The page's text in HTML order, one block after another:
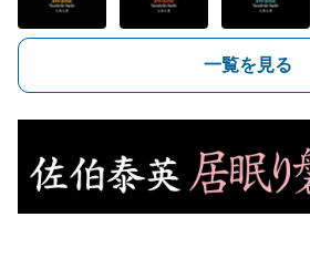
一覧を見る